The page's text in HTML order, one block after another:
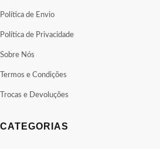
Política de Envio
Política de Privacidade
Sobre Nós
Termos e Condições
Trocas e Devoluções
CATEGORIAS